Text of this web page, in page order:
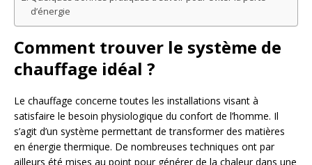
d’énergie
Comment trouver le système de
chauffage idéal ?
Le chauffage concerne toutes les installations visant à
satisfaire le besoin physiologique du confort de l’homme. Il
s’agit d’un système permettant de transformer des matières
en énergie thermique. De nombreuses techniques ont par
ailleurs été mises au point pour générer de la chaleur dans une